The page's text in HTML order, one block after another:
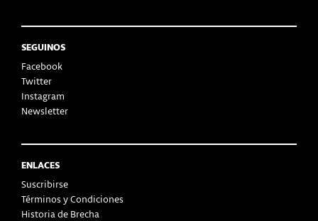
SEGUINOS
Facebook
Twitter
Instagram
Newsletter
ENLACES
Suscribirse
Términos y Condiciones
Historia de Brecha